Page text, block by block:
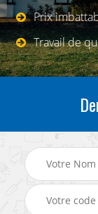
Prix
Travail de